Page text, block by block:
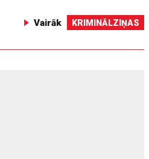
Vairāk KRIMINĀLZIŅAS